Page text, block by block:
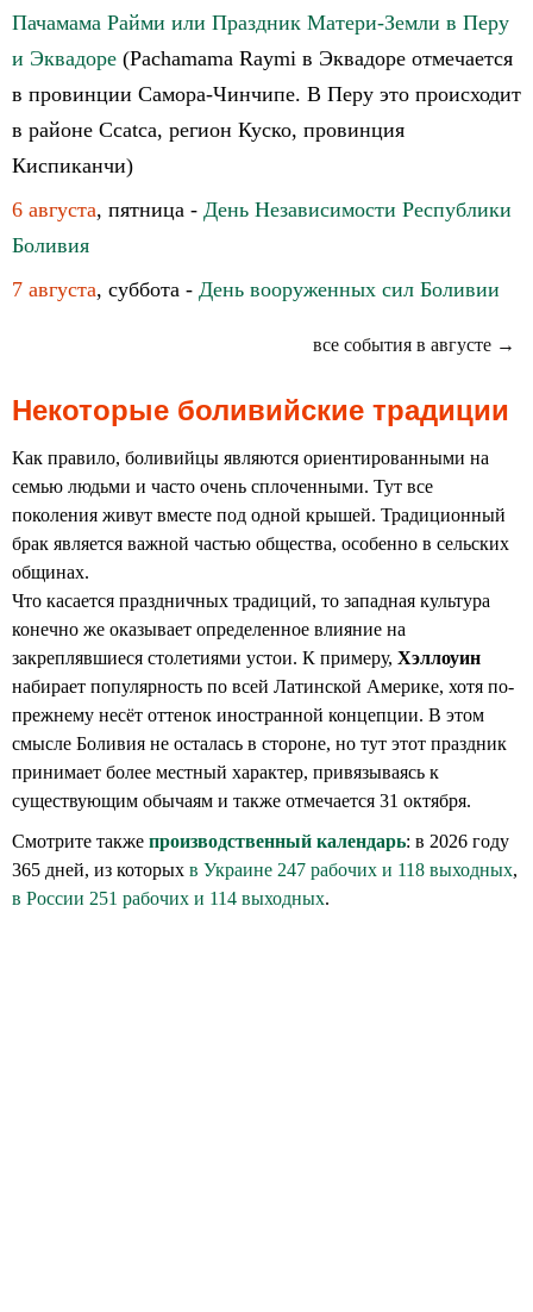
Пачамама Райми или Праздник Матери-Земли в Перу
и Эквадоре (Pachamama Raymi в Эквадоре отмечается
в провинции Самора-Чинчипе. В Перу это происходит
в районе Ccatca, регион Куско, провинция
Киспиканчи)
6 августа, пятница - День Независимости Республики
Боливия
7 августа, суббота - День вооруженных сил Боливии
все события в августе →
Некоторые боливийские традиции
Как правило, боливийцы являются ориентированными на
семью людьми и часто очень сплоченными. Тут все
поколения живут вместе под одной крышей. Традиционный
брак является важной частью общества, особенно в сельских
общинах.
Что касается праздничных традиций, то западная культура
конечно же оказывает определенное влияние на
закреплявшиеся столетиями устои. К примеру, Хэллоуин
набирает популярность по всей Латинской Америке, хотя по-
прежнему несёт оттенок иностранной концепции. В этом
смысле Боливия не осталась в стороне, но тут этот праздник
принимает более местный характер, привязываясь к
существующим обычаям и также отмечается 31 октября.
Смотрите также производственный календарь: в 2026 году
365 дней, из которых в Украине 247 рабочих и 118 выходных,
в России 251 рабочих и 114 выходных.